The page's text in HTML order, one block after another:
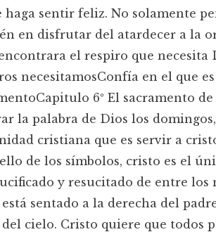
haga sentir feliz. No solamente
en disfrutar del atardecer a la
el respiro que necesita
necesitamosConfía en el
6º El sacramento
la palabra de Dios los
cristiana que es servir a
de los símbolos, cristo es el
y resucitado de entre los
sentado a la derecha del
cielo. Cristo quiere que todos